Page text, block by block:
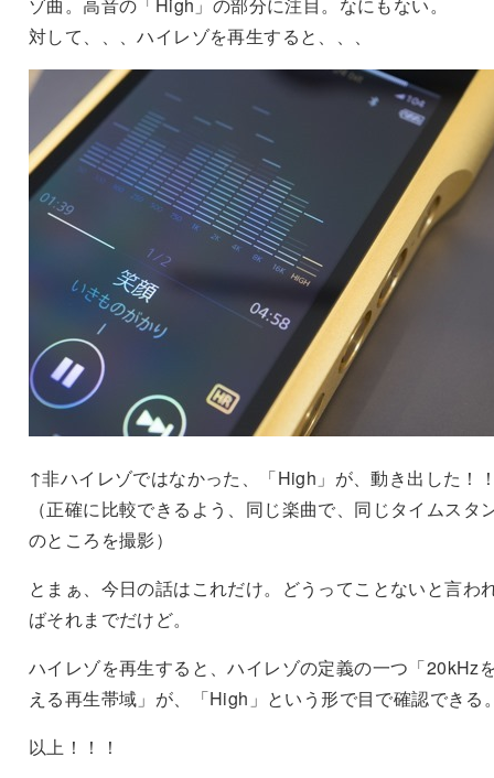
ゾ曲。高音の「High」の部分に注目。なにもない。
対して、、、ハイレゾを再生すると、、、
↑非ハイレゾではなかった、「High」が、動き出した！
（正確に比較できるよう、同じ楽曲で、同じタイムスタ
のところを撮影）
とまぁ、今日の話はこれだけ。どうってことないと言わ
ばそれまでだけど。
ハイレゾを再生すると、ハイレゾの定義の一つ「20kHz
える再生帯域」が、「High」という形で目で確認できる
以上！！！